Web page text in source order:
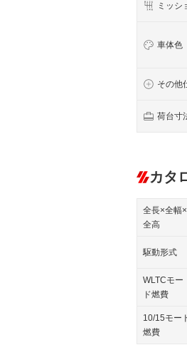
ミッシ
車体色
その他
荷台寸
カタ
全長×全幅×
全高
駆動形式
WLTCモー
ド燃費
10/15モー
燃費